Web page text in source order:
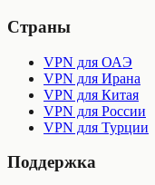
Страны
VPN для ОАЭ
VPN для Ирана
VPN для Китая
VPN для России
VPN для Турции
Поддержка